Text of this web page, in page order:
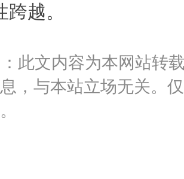
越。
此文内容为本网站转
，与本站立场无关。